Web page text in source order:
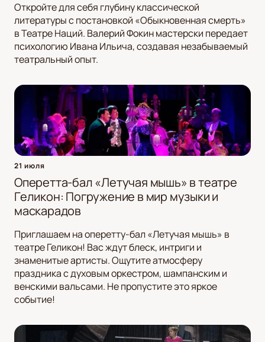
Откройте для себя глубину классической
литературы с постановкой «Обыкновенная смерть»
в Театре Наций. Валерий Фокин мастерски передает
психологию Ивана Ильича, создавая незабываемый
театральный опыт.
21 июля
Оперетта-бал «Летучая мышь» в театре
Геликон: Погружение в мир музыки и
маскарадов
Приглашаем на оперетту-бал «Летучая мышь» в
театре Геликон! Вас ждут блеск, интриги и
знаменитые артисты. Ощутите атмосферу
праздника с духовым оркестром, шампанским и
венскими вальсами. Не пропустите это яркое
событие!